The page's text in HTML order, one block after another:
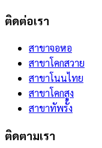
ติดต่อเรา
สาขาจอหอ
สาขาโคกสวาย
สาขาโนนไทย
สาขาโคกสูง
สาขาทัพรั้ง
ติดตามเรา